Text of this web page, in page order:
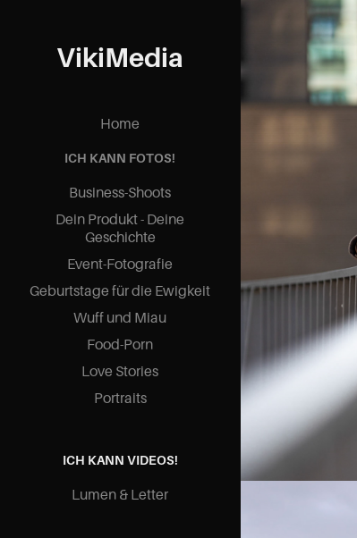
VikiMedia
Home
ICH KANN FOTOS!
Business-Shoots
Dein Produkt - Deine
Geschichte
Event-Fotografie
Geburtstage für die Ewigkeit
Wuff und Miau
Food-Porn
Love Stories
Portraits
ICH KANN VIDEOS!
Lumen & Letter